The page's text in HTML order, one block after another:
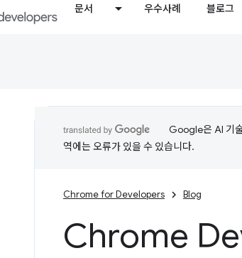
문서 우수사례 블로그
Google은 AI 기
역에는 오류가 있을 수 있습니다.
Chrome for Developers Blog
Chrome